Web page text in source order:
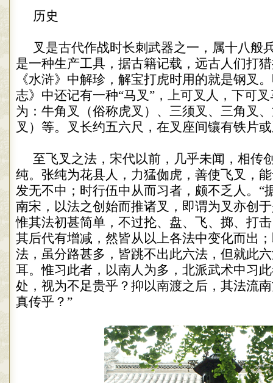
历史
叉是古代作战时长刺武器之一，属十八般
是一种生产工具，据古籍记载，远古人们打
《水浒》中解珍，解宝打虎时用的就是钢叉
志》中还记有一种“马叉” ，上可叉人，下可
为：牛角叉（俗称虎叉）、三须叉、三角叉
叉）等。叉长约五六尺，在叉座间镶有铁片
至飞叉之法，宋代以前，几乎未闻，相传
纯。张纯为花县人，力猛侞虎，善使飞叉，
发无不中；时行伍中从而习者，颇不乏人。 “
南宋，以法之创始而推诸叉，即谓为叉亦创
惟其法初甚简单，不过抡、盘、飞、掷、打
其后代有增减，然皆从以上各法中变化而出
法，虽分路甚多，皆跳不出此六法，但就此
耳。惟习此者，以南人为多，北派武术中习
处，视为不足贵乎？抑以南渡之后，其法流
真传乎？ ”